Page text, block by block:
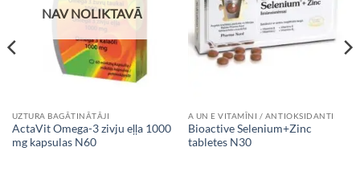
NAV NOLIKTAVĀ
UZTURA BAGĀTINĀTĀJI
ActaVit Omega-3 zivju eļļa 1000
mg kapsulas N60
A UN E VITAMĪNI / ANTIOKSIDANTI
Bioactive Selenium+Zinc
tabletes N30